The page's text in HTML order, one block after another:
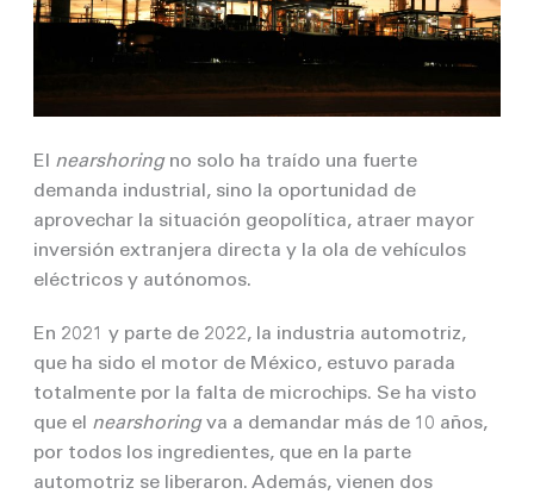
El nearshoringno solo ha traído una fuerte
demanda industrial, sino la oportunidad de
aprovechar la situación geopolítica, atraer mayor
inversión extranjera directa y la ola de vehículos
eléctricos y autónomos.
En 2021 y parte de 2022, la industria automotriz,
que ha sido el motor de México, estuvo parada
totalmente por la falta de microchips. Se ha visto
que el nearshoringva a demandar más de 10 años,
por todos los ingredientes, que en la parte
automotriz se liberaron. Además, vienen dos